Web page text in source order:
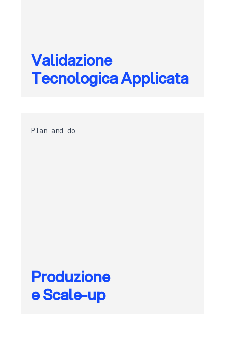
Validazione
Tecnologica Applicata
Plan and do
Produzione
e Scale-up